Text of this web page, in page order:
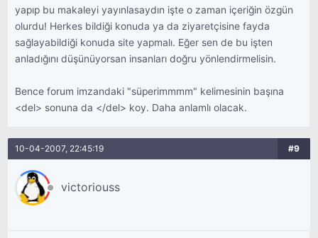
yapıp bu makaleyi yayınlasaydın işte o zaman içeriğin özgün
olurdu! Herkes bildiği konuda ya da ziyaretçisine fayda
sağlayabildiği konuda site yapmalı. Eğer sen de bu işten
anladığını düşünüyorsan insanları doğru yönlendirmelisin.
Bence forum imzandaki "süperimmmm" kelimesinin başına
<del> sonuna da </del> koy. Daha anlamlı olacak.
10-04-2007, 22:45:19 #9
victoriouss